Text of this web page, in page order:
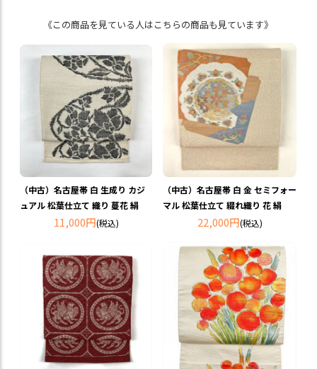
《この商品を見ている人はこちらの商品も見ています》
（中古）名古屋帯 白 生成り カジ
ュアル 松葉仕立て 織り 蔓花 絹
11,000円(税込)
（中古）名古屋帯 白 金 セミフォー
マル 松葉仕立て 綴れ織り 花 絹
22,000円(税込)